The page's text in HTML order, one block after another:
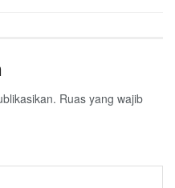
Ruas yang wajib